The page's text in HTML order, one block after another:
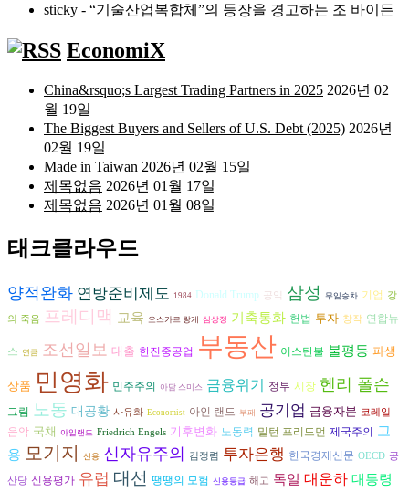
sticky - “기술산업복합체”의 등장을 경고하는 조 바이든
EconomiX
China&rsquo;s Largest Trading Partners in 2025 2026년 02
월 19일
The Biggest Buyers and Sellers of U.S. Debt (2025) 2026년
02월 19일
Made in Taiwan 2026년 02월 15일
제목없음 2026년 01월 17일
제목없음 2026년 01월 08일
태크클라우드
양적완화 연방준비제도 1984 Donald Trump 공익 삼성 무임승차 기업 강
의 죽음 프레디맥 교육 오스카르 랑게 심상정 기축통화 헌법 투자 창작 연합뉴
스 연금 조선일보 대출 한진중공업 부동산 이스탄불 불평등 파생
상품 민영화 민주주의 아담 스미스 금융위기 정부 시장 헨리 폴슨
그림 노동 대공황 사유화 Economist 아인 랜드 부패 공기업 금융자본 코레일
음악 국채 아일랜드 Friedrich Engels 기후변화 노동력 밀턴 프리드먼 제국주의
고
용 모기지 신용 신자유주의 김정렴 투자은행 한국경제신문 OECD 공
산당 신용평가 유럽 대선 땡땡의 모험 신용등급 해고 독일 대운하 대통령